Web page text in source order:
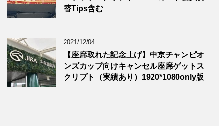
替Tips含む
2021/12/04
【座席取れた記念上げ】中京チャンピオ
ンズカップ向けキャンセル座席ゲットス
クリプト（実績あり）1920*1080only版